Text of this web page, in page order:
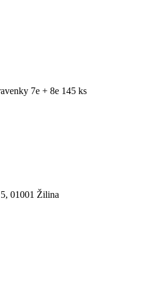
7e + 8e 145 ks
01001 Žilina